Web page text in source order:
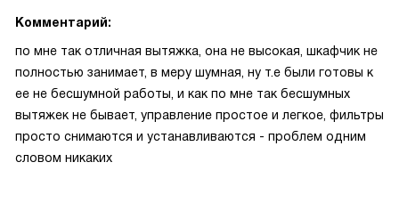
Комментарий:
по мне так отличная вытяжка, она не высокая, шкафчик не
полностью занимает, в меру шумная, ну т.е были готовы к
ее не бесшумной работы, и как по мне так бесшумных
вытяжек не бывает, управление простое и легкое, фильтры
просто снимаются и устанавливаются - проблем одним
словом никаких